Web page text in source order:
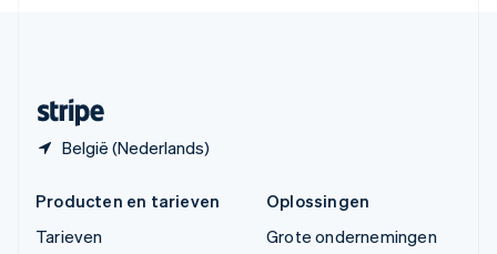
België (Nederlands)
Producten en tarieven
Tarieven
Oplossingen
Grote ondernemingen